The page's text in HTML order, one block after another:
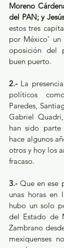
Moreno
del PAN; y
estos tres
por México’
oposición del
buen puerto.
2.- La
políticos
Paredes,
Gabriel
han sido
hace algunos
otros y hoy los
fracaso.
3.- Que en ese
unas horas en
hubo un solo
del Estado de
Zambrano
mexiquenses